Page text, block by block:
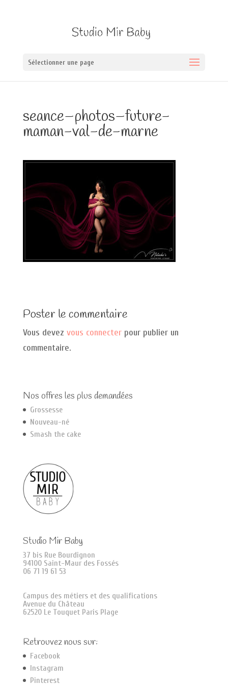
Sélectionner une page
seance–photos–future-
maman-val-de-marne
Poster le commentaire
Vous devez vous connecterpour publier un
commentaire.
Nos offres les plus demandées
Grossesse
Nouveau-né
Smash the cake
Studio Mir Baby
37 bis Rue Bourdignon
94100 Saint-Maur des Fossés
06 71 19 61 53
Campus des métiers et des qualifications
Avenue du Château
62520 Le Touquet Paris Plage
Retrouvez nous sur:
Facebook
Instagram
Pinterest